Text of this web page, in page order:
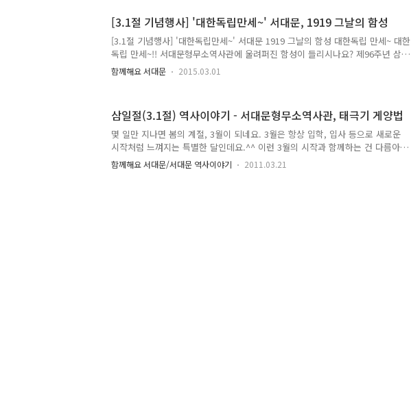
의 의미를 생각하는 광복절이 되었으면 헤요!! 태극기 게양 잊지 마시고요 !!
[3.1절 기념행사] '대한독립만세~' 서대문, 1919 그날의 함성
[3.1절 기념행사] '대한독립만세~' 서대문 1919 그날의 함성 대한독립 만세~ 대한
독립 만세~!! 서대문형무소역사관에 울려퍼진 함성이 들리시나요? 제96주년 삼일
절 맞아 우리 서대문구에서 의미있는 3.1절 행사가 열렸어요!! "서대문, 1919 그
날의 함성" 이란 슬로건으로 열린 감동의 현장~ 지기가 역사적인 현장에 빠질 수
리가 그날의 의미를 되새겨 주었답니다!! 시민과 함께하는 3.1독립만세 운동 재
현!! 많은 분들이 함께 오늘의 의미를 되새기며 함께 해주셨답니다! 민속대표 독
립선언서 낭독과 '대한독립만세' 선포와 함께 만세 행진이 이어졌어요!..
함께해요 서대문 2015.03.01
삼일절(3.1절) 역사이야기 - 서대문형무소역사관, 태극기 게양법
몇 일만 지나면 봄의 계절, 3월이 되네요. 3월은 항상 입학, 입사 등으로 새로운
시작처럼 느껴지는 특별한 달인데요.^^ 이런 3월의 시작과 함께하는 건 다름아
닌 국경일 ‘3.1절’입니다. 삼일절은 일제치하에서 벗어나고자 했던 독립열사들의
간절한 염원으로 3.1운동을 기념하는 날인데요. 우리 대한민국 역사에서 3.1운동
함께해요 서대문/서대문 역사이야기 2011.03.21